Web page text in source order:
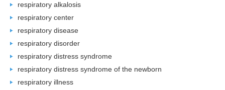
respiratory alkalosis
respiratory center
respiratory disease
respiratory disorder
respiratory distress syndrome
respiratory distress syndrome of the newborn
respiratory illness